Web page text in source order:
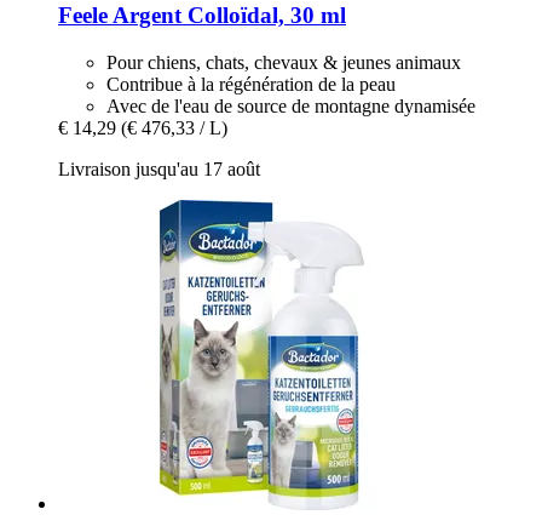
Feele Argent Colloïdal, 30 ml
Pour chiens, chats, chevaux & jeunes animaux
Contribue à la régénération de la peau
Avec de l'eau de source de montagne dynamisée
€ 14,29 (€ 476,33 / L)
Livraison jusqu'au 17 août